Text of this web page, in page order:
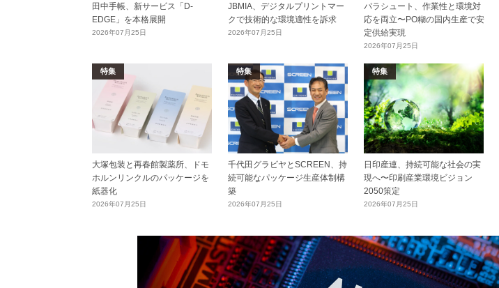
田中手帳、新サービス「D-
EDGE」を本格展開
2026年07月25日
JBMIA、デジタルプリントマー
クで技術的な環境適性を訴求
2026年07月25日
パラシュート、作業性と環境対
応を両立〜PO糊の国内生産で安
定供給実現
2026年07月25日
特集
大塚包装と再春館製薬所、ドモ
ホルンリンクルのパッケージを
紙器化
2026年07月25日
特集
千代田グラビヤとSCREEN、持
続可能なパッケージ生産体制構
築
2026年07月25日
特集
日印産連、持続可能な社会の実
現へ〜印刷産業環境ビジョン
2050策定
2026年07月25日